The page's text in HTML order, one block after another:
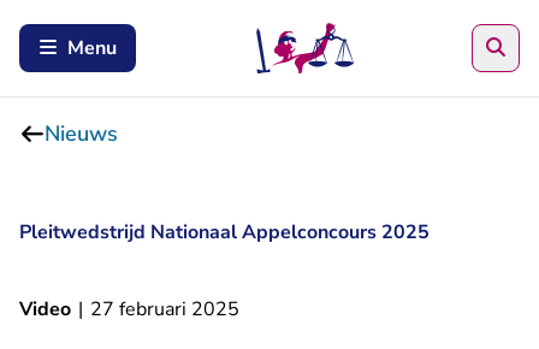
Menu
Nieuws
Pleitwedstrijd Nationaal Appelconcours 2025
Video | 27 februari 2025